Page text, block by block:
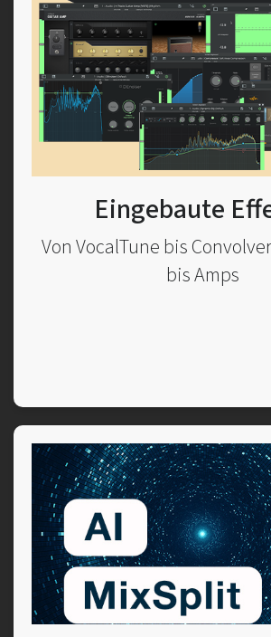
Eingebaute
Von VocalTune bis
bis Amps